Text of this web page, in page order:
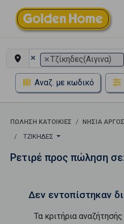
× ×Τζίκηδες(Αιγινα)
Αναζ. με κωδικό
ΠΏΛΗΣΗ ΚΑΤΟΙΚΊΕΣ ΝΗΣΙΑ
ΤΖΊΚΗΔΕΣ
Ρετιρέ προς πώληση
Δεν εντοπίστηκαν
Τα κριτήρια